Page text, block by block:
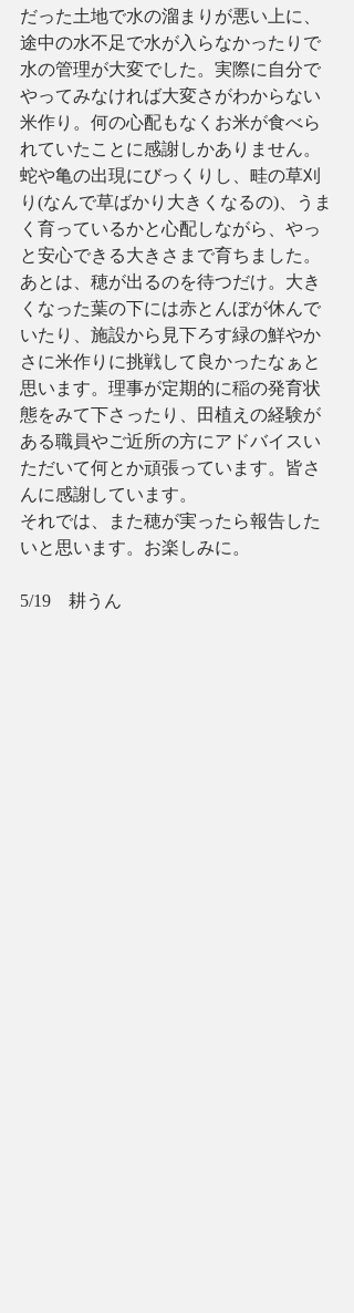
だった土地で水の溜まりが悪い上に、
途中の水不足で水が入らなかったりで
水の管理が大変でした。実際に自分で
やってみなければ大変さがわからない
米作り。何の心配もなくお米が食べら
れていたことに感謝しかありません。
蛇や亀の出現にびっくりし、畦の草刈
り(なんで草ばかり大きくなるの)、うま
く育っているかと心配しながら、やっ
と安心できる大きさまで育ちました。
あとは、穂が出るのを待つだけ。大き
くなった葉の下には赤とんぼが休んで
いたり、施設から見下ろす緑の鮮やか
さに米作りに挑戦して良かったなぁと
思います。理事が定期的に稲の発育状
態をみて下さったり、田植えの経験が
ある職員やご近所の方にアドバイスい
ただいて何とか頑張っています。皆さ
んに感謝しています。
それでは、また穂が実ったら報告した
いと思います。お楽しみに。
5/19　耕うん